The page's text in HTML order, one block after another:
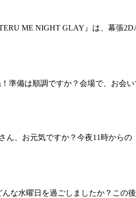
ME NIGHT GLAY』は、幕張
準備は順調ですか？会場で、お会
、お元気ですか？今夜11時から
な水曜日を過ごしましたか？この